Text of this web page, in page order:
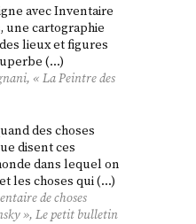
avec Inventaire
une cartographie
lieux et figures
(…)
« La Peintre des
des choses
disent ces
dans lequel on
les choses qui (…)
de choses
»,Le petit bulletin